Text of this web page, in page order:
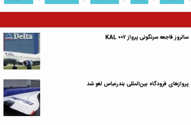
سالروز فاجعه سرنگونی پرواز KAL ۰۰۷
پرواز‌های فرودگاه بین‌المللی بندرعباس لغو شد